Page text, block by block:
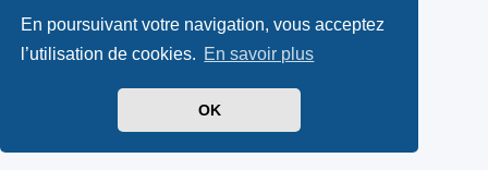
En poursuivant votre navigation, vous acceptez
l’utilisation de cookies. En savoir plus
OK